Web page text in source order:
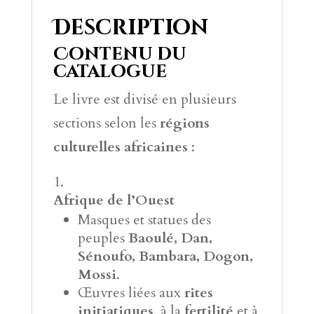
1998Description
Contenu du
catalogue
Le livre est divisé en plusieurs
sections selon lesrégions
culturelles africaines :
Afrique de l’Ouest
Masques et statues des
peuplesBaoulé, Dan,
Sénoufo, Bambara, Dogon,
Mossi.
Œuvres liées auxrites